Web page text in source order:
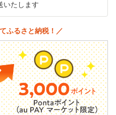
いたします
ふるさと納税！／